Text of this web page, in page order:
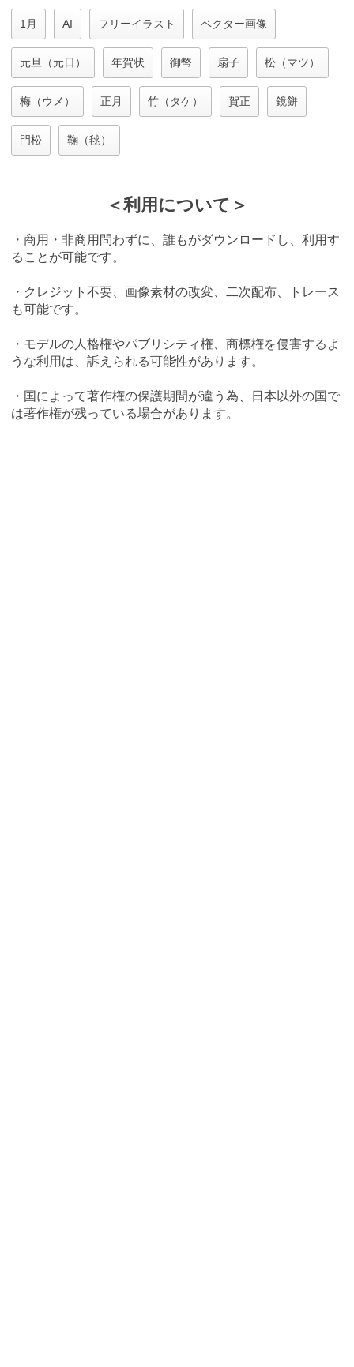
1月 AI フリーイラスト ベクター画像
元旦（元日） 年賀状 御幣 扇子 松（マツ）
梅（ウメ） 正月 竹（タケ） 賀正 鏡餅
門松 鞠（毬）
＜利用について＞
・商用・非商用問わずに、誰もがダウンロードし、利用す
ることが可能です。
・クレジット不要、画像素材の改変、二次配布、トレース
も可能です。
・モデルの人格権やパブリシティ権、商標権を侵害するよ
うな利用は、訴えられる可能性があります。
・国によって著作権の保護期間が違う為、日本以外の国で
は著作権が残っている場合があります。